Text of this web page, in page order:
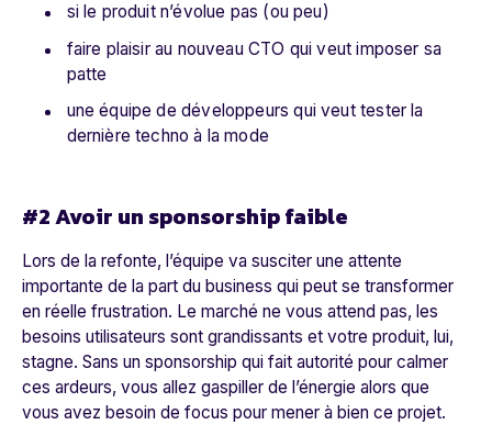
si le produit n’évolue pas (ou peu)
faire plaisir au nouveau CTO qui veut imposer sa
patte
une équipe de développeurs qui veut tester la
dernière techno à la mode
#2 Avoir un sponsorship faible
Lors de la refonte, l’équipe va susciter une attente
importante de la part du business qui peut se transformer
en réelle frustration. Le marché ne vous attend pas, les
besoins utilisateurs sont grandissants et votre produit, lui,
stagne. Sans un sponsorship qui fait autorité pour calmer
ces ardeurs, vous allez gaspiller de l’énergie alors que
vous avez besoin de focus pour mener à bien ce projet.